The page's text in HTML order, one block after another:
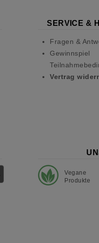
SERVICE &
Fragen &
Gewinnspiel
Vertrag
Vegane
Produkte